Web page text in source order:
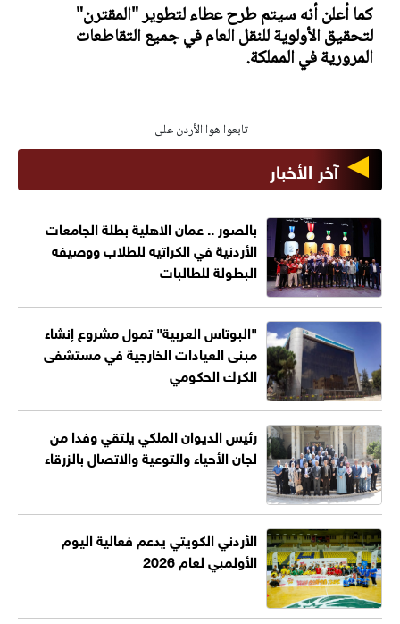
كما أعلن أنه سيتم طرح عطاء لتطوير "المقترن"
لتحقيق الأولوية للنقل العام في جميع التقاطعات
المرورية في المملكة.
تابعوا هوا الأردن على
آخر الأخبار
بالصور .. عمان الاهلية بطلة الجامعات
الأردنية في الكراتيه للطلاب ووصيفه
البطولة للطالبات
"البوتاس العربية" تمول مشروع إنشاء
مبنى العيادات الخارجية في مستشفى
الكرك الحكومي
رئيس الديوان الملكي يلتقي وفدا من
لجان الأحياء والتوعية والاتصال بالزرقاء
الأردني الكويتي يدعم فعالية اليوم
الأولمبي لعام 2026